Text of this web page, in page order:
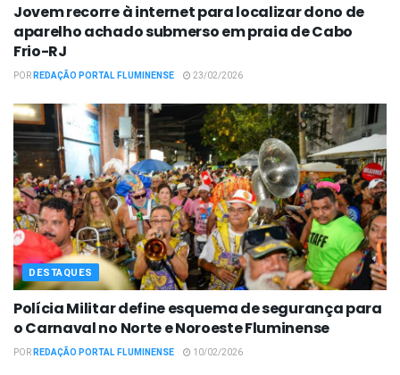
Jovem recorre à internet para localizar dono de
aparelho achado submerso em praia de Cabo
Frio-RJ
PORREDAÇÃO PORTAL FLUMINENSE 23/02/2026
DESTAQUES
Polícia Militar define esquema de segurança para
o Carnaval no Norte e Noroeste Fluminense
PORREDAÇÃO PORTAL FLUMINENSE 10/02/2026